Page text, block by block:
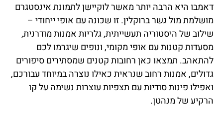
דאמבו היא הרבה יותר מאשר לוקיישן לתמונת אינסטגרם
מושלמת מול גשר ברוקלין. זו שכונה עם אופי ייחודי –
שילוב של היסטוריה תעשייתית, גלריות אמנות מודרנית,
מסעדות קטנות עם אופי מקומי, ונופים שיגרמו לכם
להתאהב. תמצאו כאן רחובות קטנים שמסתירים סיפורים
גדולים, אמנות רחוב שנראית כאילו נוצרה במיוחד עבורכם,
ואפילו פינות סודיות עם תצפיות עוצרות נשימה על קו
הרקיע של מנהטן.